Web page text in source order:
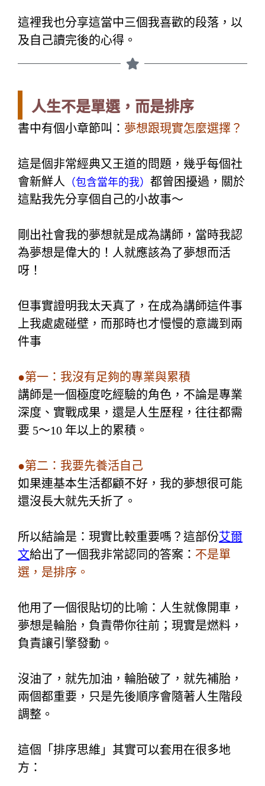
這裡我也分享這當中三個我喜歡的段落，以
及自己讀完後的心得。
人生不是單選，而是排序
書中有個小章節叫： 夢想跟現實怎麼選擇？
這是個非常經典又王道的問題， 幾乎每個社
會新鮮人 （包含當年的我） 都曾困擾過， 關於
這點我先分享個自己的小故事～
剛出社會我的夢想就是成為講師， 當時我認
為夢想是偉大的！ 人就應該為了夢想而活
呀！
但事實證明我太天真了， 在成為講師這件事
上我處處碰壁，而那時也才慢慢的意識到兩
件事
●第一：我沒有足夠的專業與累積
講師是一個極度吃經驗的角色，不論是專業
深度、實戰成果，還是人生歷程，往往都需
要 5～10 年以上的累積。
●第二：我要先養活自己
如果連基本生活都顧不好，我的夢想很可能
還沒長大就先夭折了。
所以結論是：現實比較重要嗎？ 這部份艾爾
文給出了一個我非常認同的答案： 不是單
選，是排序。
他用了一個很貼切的比喻：人生就像開車，
夢想是輪胎，負責帶你往前； 現實是燃料，
負責讓引擎發動。
沒油了，就先加油， 輪胎破了，就先補胎，
兩個都重要，只是先後順序會隨著人生階段
調整。
這個「排序思維」其實可以套用在很多地
方：